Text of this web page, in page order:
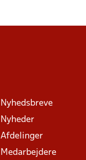
Nyhedsbreve
Nyheder
Afdelinger
Medarbejdere